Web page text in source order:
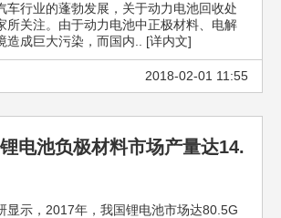
车行业的蓬勃发展，关于动力电池回收处
所关注。由于动力电池中正极材料、电解
造成巨大污染，而国内.. [详内文]
2018-02-01 11:55
电池负极材料市场产量达14.
显示，2017年，我国锂电池市场达80.5G